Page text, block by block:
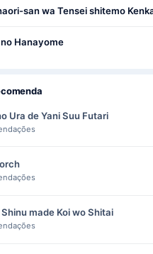
san wa Tensei shitemo
Hanayome
Ura de Yani Suu Futari
Shinu made Koi wo Shitai